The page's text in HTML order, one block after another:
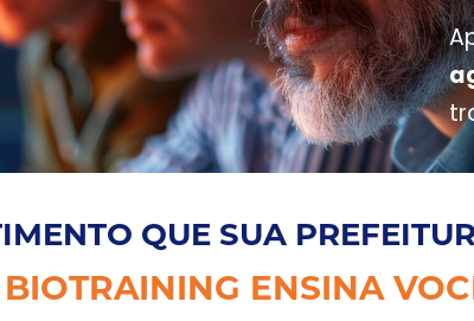
QUE SUA
ENSINA